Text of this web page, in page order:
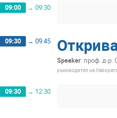
09:00 → 09:30
09:30 → 09:45
Speaker: проф. д-р.
ръководител на
09:30 → 12:30